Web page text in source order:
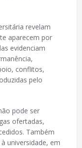
revelam
aparecem por
evidenciam
conflitos,
pelo
pode ser
ofertadas,
Também
universidade, em